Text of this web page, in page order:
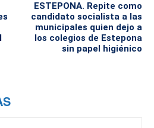
ESTEPONA. Repite como
candidato socialista a las
municipales quien dejo a
los colegios de Estepona
sin papel higiénico